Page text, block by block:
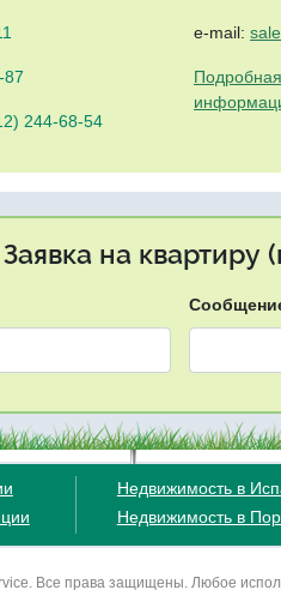
87
244-68-54
e-mail:
Заявка на квартиру
Недвижимость в
Недвижимость в
Все права защищены. Любое